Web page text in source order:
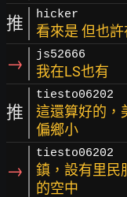
推 hicker
看來是 但也
→ js52666
我在LS也有
推
tiesto06202
這還算好的，
偏鄉小
→
tiesto06202
鎮，設有里民
的空中